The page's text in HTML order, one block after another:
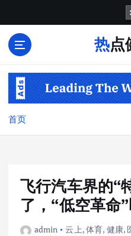
热
首页
飞行汽车界的“
了，“低空革命
admin 云上,体育, 健康,